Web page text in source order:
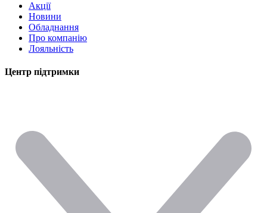
Акції
Новини
Обладнання
Про компанію
Лояльність
Центр підтримки